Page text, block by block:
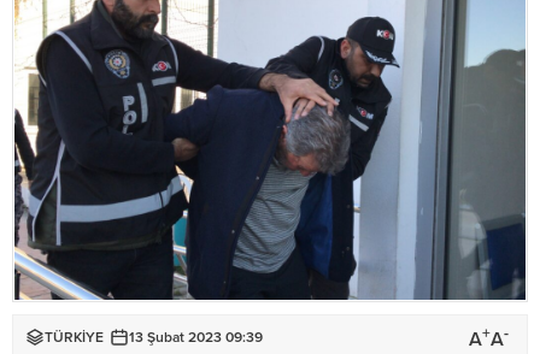
TÜRKİYE 13 Şubat 2023 09:39 A+A-